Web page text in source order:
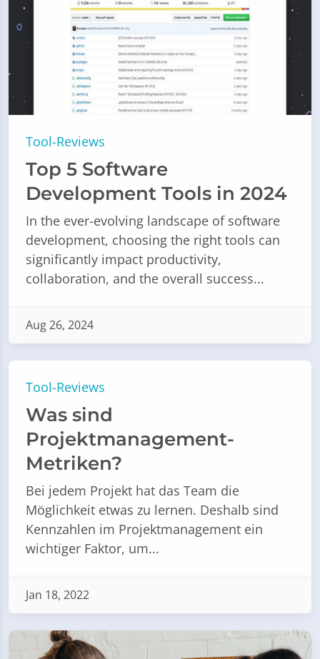
Tool-Reviews
Top 5 Software
Development Tools in 2024
In the ever-evolving landscape of software
development, choosing the right tools can
significantly impact productivity,
collaboration, and the overall success...
Aug 26, 2024
Tool-Reviews
Was sind
Projektmanagement-
Metriken?
Bei jedem Projekt hat das Team die
Möglichkeit etwas zu lernen. Deshalb sind
Kennzahlen im Projektmanagement ein
wichtiger Faktor, um...
Jan 18, 2022